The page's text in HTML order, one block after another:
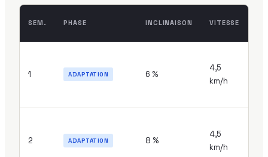
SEM. PHASE INCLINAISON VITESSE
1 ADAPTATION 6 %
4,5
km/h
2 ADAPTATION 8 %
4,5
km/h